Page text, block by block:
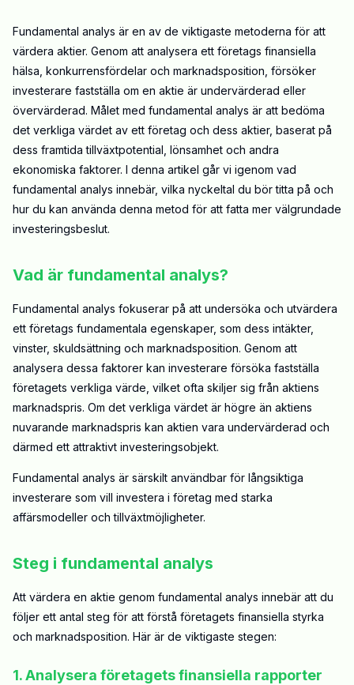
Fundamental analys är en av de viktigaste metoderna för att
värdera aktier. Genom att analysera ett företags finansiella
hälsa, konkurrensfördelar och marknadsposition, försöker
investerare fastställa om en aktie är undervärderad eller
övervärderad. Målet med fundamental analys är att bedöma
det verkliga värdet av ett företag och dess aktier, baserat på
dess framtida tillväxtpotential, lönsamhet och andra
ekonomiska faktorer. I denna artikel går vi igenom vad
fundamental analys innebär, vilka nyckeltal du bör titta på och
hur du kan använda denna metod för att fatta mer välgrundade
investeringsbeslut.
Vad är fundamental analys?
Fundamental analys fokuserar på att undersöka och utvärdera
ett företags fundamentala egenskaper, som dess intäkter,
vinster, skuldsättning och marknadsposition. Genom att
analysera dessa faktorer kan investerare försöka fastställa
företagets verkliga värde, vilket ofta skiljer sig från aktiens
marknadspris. Om det verkliga värdet är högre än aktiens
nuvarande marknadspris kan aktien vara undervärderad och
därmed ett attraktivt investeringsobjekt.
Fundamental analys är särskilt användbar för långsiktiga
investerare som vill investera i företag med starka
affärsmodeller och tillväxtmöjligheter.
Steg i fundamental analys
Att värdera en aktie genom fundamental analys innebär att du
följer ett antal steg för att förstå företagets finansiella styrka
och marknadsposition. Här är de viktigaste stegen:
1. Analysera företagets finansiella rapporter